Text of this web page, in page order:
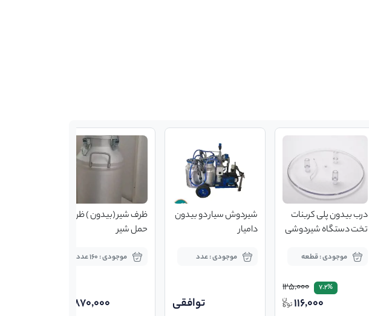
درب بیدون پلی کربنات
تخت دستگاه شیردوشی
موجودی : قطعه
7.2%
125,000
116,000
شیردوش سیار دو بیدون
دامیار
موجودی : عدد
توافقی
ظرف شیر (بیدون ) ظرف
حمل شیر
موجودی : 160 عدد
870,000